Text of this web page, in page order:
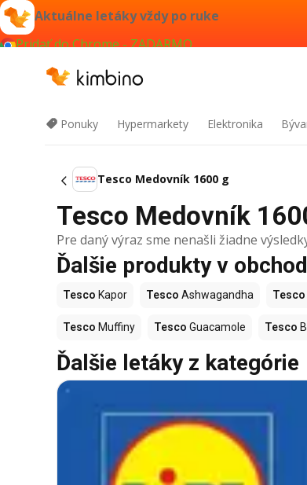
Aktuálne letáky vždy po ruke
Pridať do Chrome - ZADARMO
Ponuky Hypermarkety Elektronika
Tesco Medovník 1600 g
Tesco Medovník
Pre daný výraz sme nenašli žiadne
Ďalšie produkty v
Tesco Kapor Tesco Ashwagandha Tesco
Tesco Muffiny Tesco Guacamole Tesco
Ďalšie letáky z kategórie